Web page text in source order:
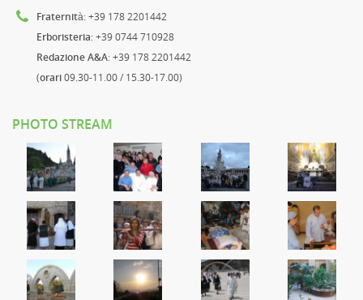
Fraternità: +39 178 2201442
Erboristeria: +39 0744 710928
Redazione A&A: +39 178 2201442
(orari09.30-11.00 / 15.30-17.00)
PHOTO STREAM